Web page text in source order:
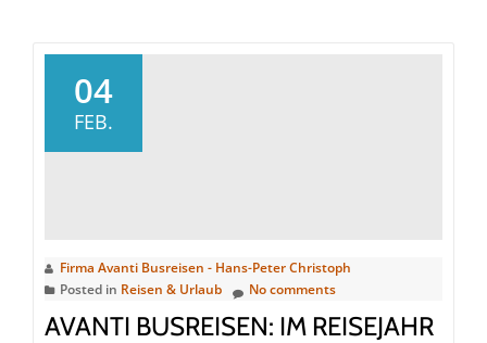
04
FEB.
Firma Avanti Busreisen - Hans-Peter Christoph
Posted in Reisen & Urlaub No comments
AVANTI BUSREISEN: IM REISEJAHR